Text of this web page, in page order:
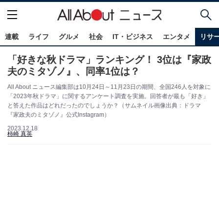
連載 ライフ グルメ 社会 IT・ビジネス エンタメ リサ
「好きな秋ドラマ」ランキング！ 3位は『家政
夫のミタゾノ』、同率1位は？
All About ニュース編集部は10月24日～11月23日の期間、全国246人を対象に
「2023年秋ドラマ」に関するアンケート調査を実施。回答者が最も「好き」
と答えた作品はどれだったのでしょうか？（サムネイル画像出典：ドラマ
『家政夫のミタゾノ』公式Instagram）
2023.12.18
柿崎 真英